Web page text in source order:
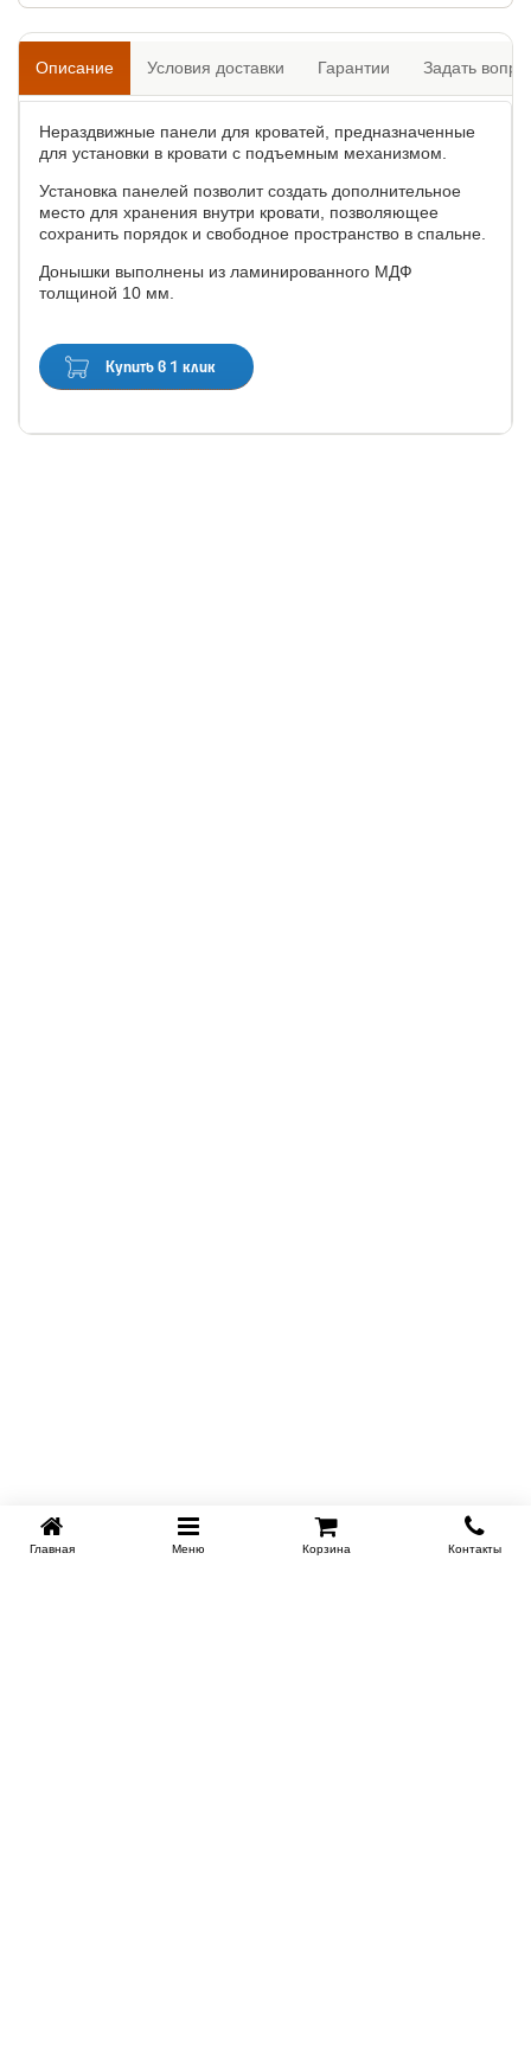
Главная Меню Корзина Контакты
Описание Условия доставки Гарантии Задать
Нераздвижные панели для кроватей, предназначенные
для установки в кровати с подъемным механизмом.
Установка панелей позволит создать дополнительное
место для хранения внутри кровати, позволяющее
сохранить порядок и свободное пространство в спальне.
Донышки выполнены из ламинированного МДФ
толщиной 10 мм.
Купить в 1 клик